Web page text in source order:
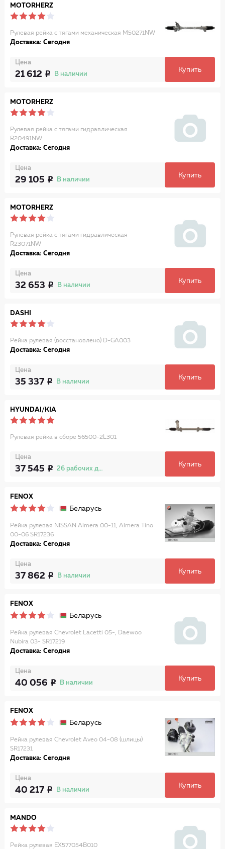
MOTORHERZ
Рулевая рейка с тягами механическая M50271NW
Доставка: Сегодня
Цена
21 612 В наличии
Купить
MOTORHERZ
Рулевая рейка с тягами гидравлическая
R20491NW
Доставка: Сегодня
Цена
29 105 В наличии
Купить
MOTORHERZ
Рулевая рейка с тягами гидравлическая
R23071NW
Доставка: Сегодня
Цена
32 653 В наличии
Купить
DASHI
Рейка рулевая (восстановлено) D-GA003
Доставка: Сегодня
Цена
35 337 В наличии
Купить
HYUNDAI/KIA
Рулевая рейка в сборе 56500-2L301
Цена
37 545 26 рабочих дней
Купить
FENOX
Беларусь
Рейка рулевая NISSAN Almera 00-11, Almera Tino
00-06 SR17236
Доставка: Сегодня
Цена
37 862 В наличии
Купить
FENOX
Беларусь
Рейка рулевая Chevrolet Lacetti 05-, Daewoo
Nubira 03- SR17219
Доставка: Сегодня
Цена
40 056 В наличии
Купить
FENOX
Беларусь
Рейка рулевая Chevrolet Aveo 04-08 (шлицы)
SR17231
Доставка: Сегодня
Цена
40 217 В наличии
Купить
MANDO
Рейка рулевая EX577054B010